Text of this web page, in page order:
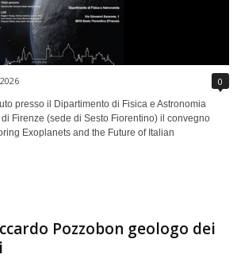
0
presso il Dipartimento di Fisica e Astronomia
Firenze (sede di Sesto Fiorentino) il convegno
Exoplanets and the Future of Italian
Pozzobon geologo dei